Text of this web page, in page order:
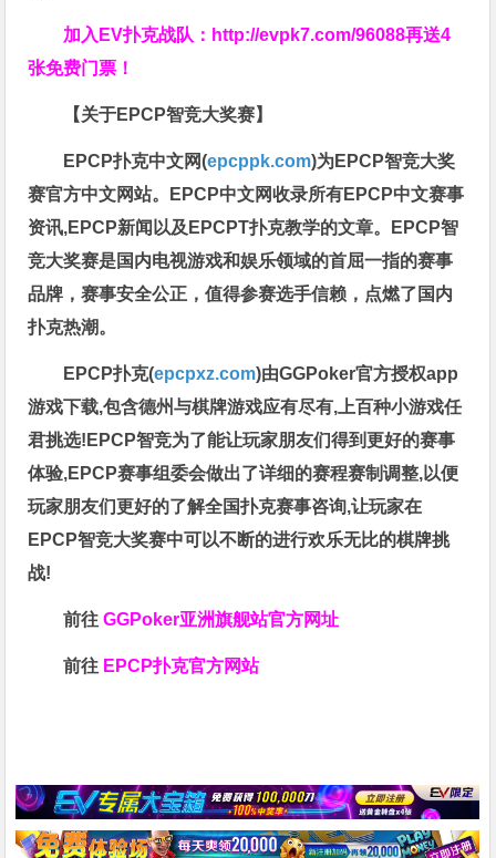
加入EV扑克战队： http://evpk7.com/96088再送4
张免费门票！
【关于EPCP智竞大奖赛】
EPCP扑克中文网(epcppk.com)为EPCP智竞大奖
赛官方中文网站。EPCP中文网收录所有EPCP中文赛事
资讯,EPCP新闻以及EPCPT扑克教学的文章。EPCP智
竞大奖赛是国内电视游戏和娱乐领域的首屈一指的赛事
品牌，赛事安全公正，值得参赛选手信赖，点燃了国内
扑克热潮。
EPCP扑克(epcpxz.com)由GGPoker官方授权app
游戏下载,包含德州与棋牌游戏应有尽有,上百种小游戏任
君挑选!EPCP智竞为了能让玩家朋友们得到更好的赛事
体验,EPCP赛事组委会做出了详细的赛程赛制调整,以便
玩家朋友们更好的了解全国扑克赛事咨询,让玩家在
EPCP智竞大奖赛中可以不断的进行欢乐无比的棋牌挑
战!
前往GGPoker亚洲旗舰站官方网址
前往 EPCP扑克官方网站